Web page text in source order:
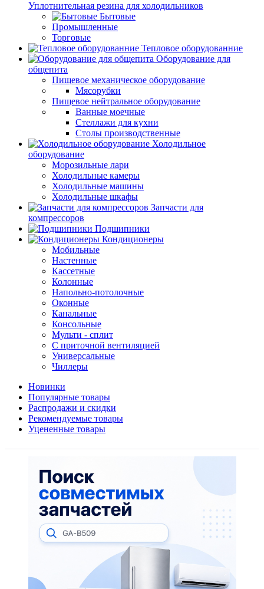
Уплотнительная резина для холодильников
Бытовые
Промышленные
Торговые
Тепловое оборудованние
Оборудование для
общепита
Пищевое механическое оборудование
Мясорубки
Пищевое нейтральное оборудование
Ванные моечные
Стеллажи для кухни
Столы производственные
Холодильное
оборудование
Морозильные лари
Холодильные камеры
Холодильные машины
Холодильные шкафы
Запчасти для
компрессоров
Подшипники
Кондиционеры
Мобильные
Настенные
Кассетные
Колонные
Напольно-потолочные
Оконные
Канальные
Консольные
Мульти - сплит
С приточной вентиляцией
Универсальные
Чиллеры
Новинки
Популярные товары
Распродажи и скидки
Рекомендуемые товары
Уцененные товары